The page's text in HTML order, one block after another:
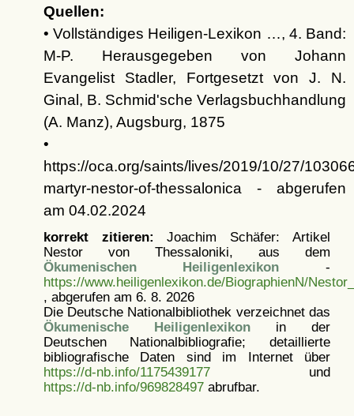
Quellen:
• Vollständiges Heiligen-Lexikon …, 4. Band:
M-P. Herausgegeben von Johann
Evangelist Stadler, Fortgesetzt von J. N.
Ginal, B. Schmid'sche Verlagsbuchhandlung
(A. Manz), Augsburg, 1875
•
https://oca.org/saints/lives/2019/10/27/
martyr-nestor-of-thessalonica - abgerufen
am 04.02.2024
korrekt zitieren: Joachim Schäfer: Artikel
Nestor von Thessaloniki, aus dem
Ökumenischen Heiligenlexikon -
https://www.heiligenlexikon.de/BiographienN/
, abgerufen am 6. 8. 2026
Die Deutsche Nationalbibliothek verzeichnet das
Ökumenische Heiligenlexikonin der
Deutschen Nationalbibliografie; detaillierte
bibliografische Daten sind im Internet über
https://d-nb.info/1175439177und
https://d-nb.info/969828497abrufbar.